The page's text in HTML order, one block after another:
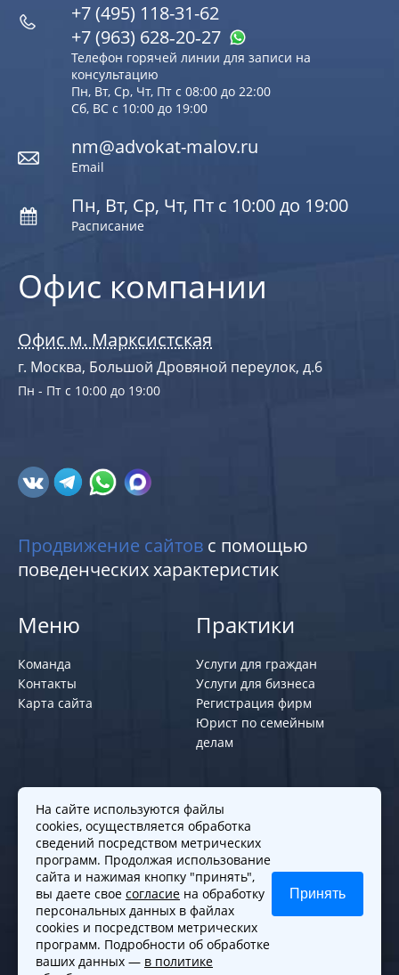
Офис компании
Офис м. Марксистская
г. Москва, Большой Дровяной переулок, д.6
Пн - Пт с 10:00 до 19:00
+7 (495) 118-31-62
+7 (963) 628‑20‑27
Телефон горячей линии для записи на
консультацию
Пн, Вт, Ср, Чт, Пт с 08:00 до 22:00
Сб, ВС с 10:00 до 19:00
nm@advokat-malov.ru
Email
Пн, Вт, Ср, Чт, Пт с 10:00 до 19:00
Расписание
Продвижение сайтов с помощью
поведенческих характеристик
Меню
Команда
Контакты
Карта сайта
Практики
Услуги для граждан
Услуги для бизнеса
Регистрация фирм
Юрист по семейным
делам
Политики и правила
Политика обработки персональных
данных
Согласие на обработку cookies
Согласие на обработку персональных
данных
На сайте используются файлы
cookies, осуществляется обработка
сведений посредством метрических
программ. Продолжая использование
сайта и нажимая кнопку "принять",
вы даете свое согласие на обработку
персональных данных в файлах
cookies и посредством метрических
программ. Подробности об обработке
ваших данных — в политике
Принять